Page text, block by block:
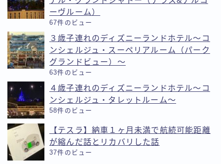
ーヴルーム）
67件のビュー
３歳子連れのディズニーランドホテル〜コ
ンシェルジュ・スーペリアルーム（パーク
グランドビュー）〜
63件のビュー
４歳子連れのディズニーランドホテル〜コ
ンシェルジュ・タレットルーム〜
58件のビュー
【テスラ】納車１ヶ月未満で航続可能距離
が縮んだ話とリカバリした話
37件のビュー